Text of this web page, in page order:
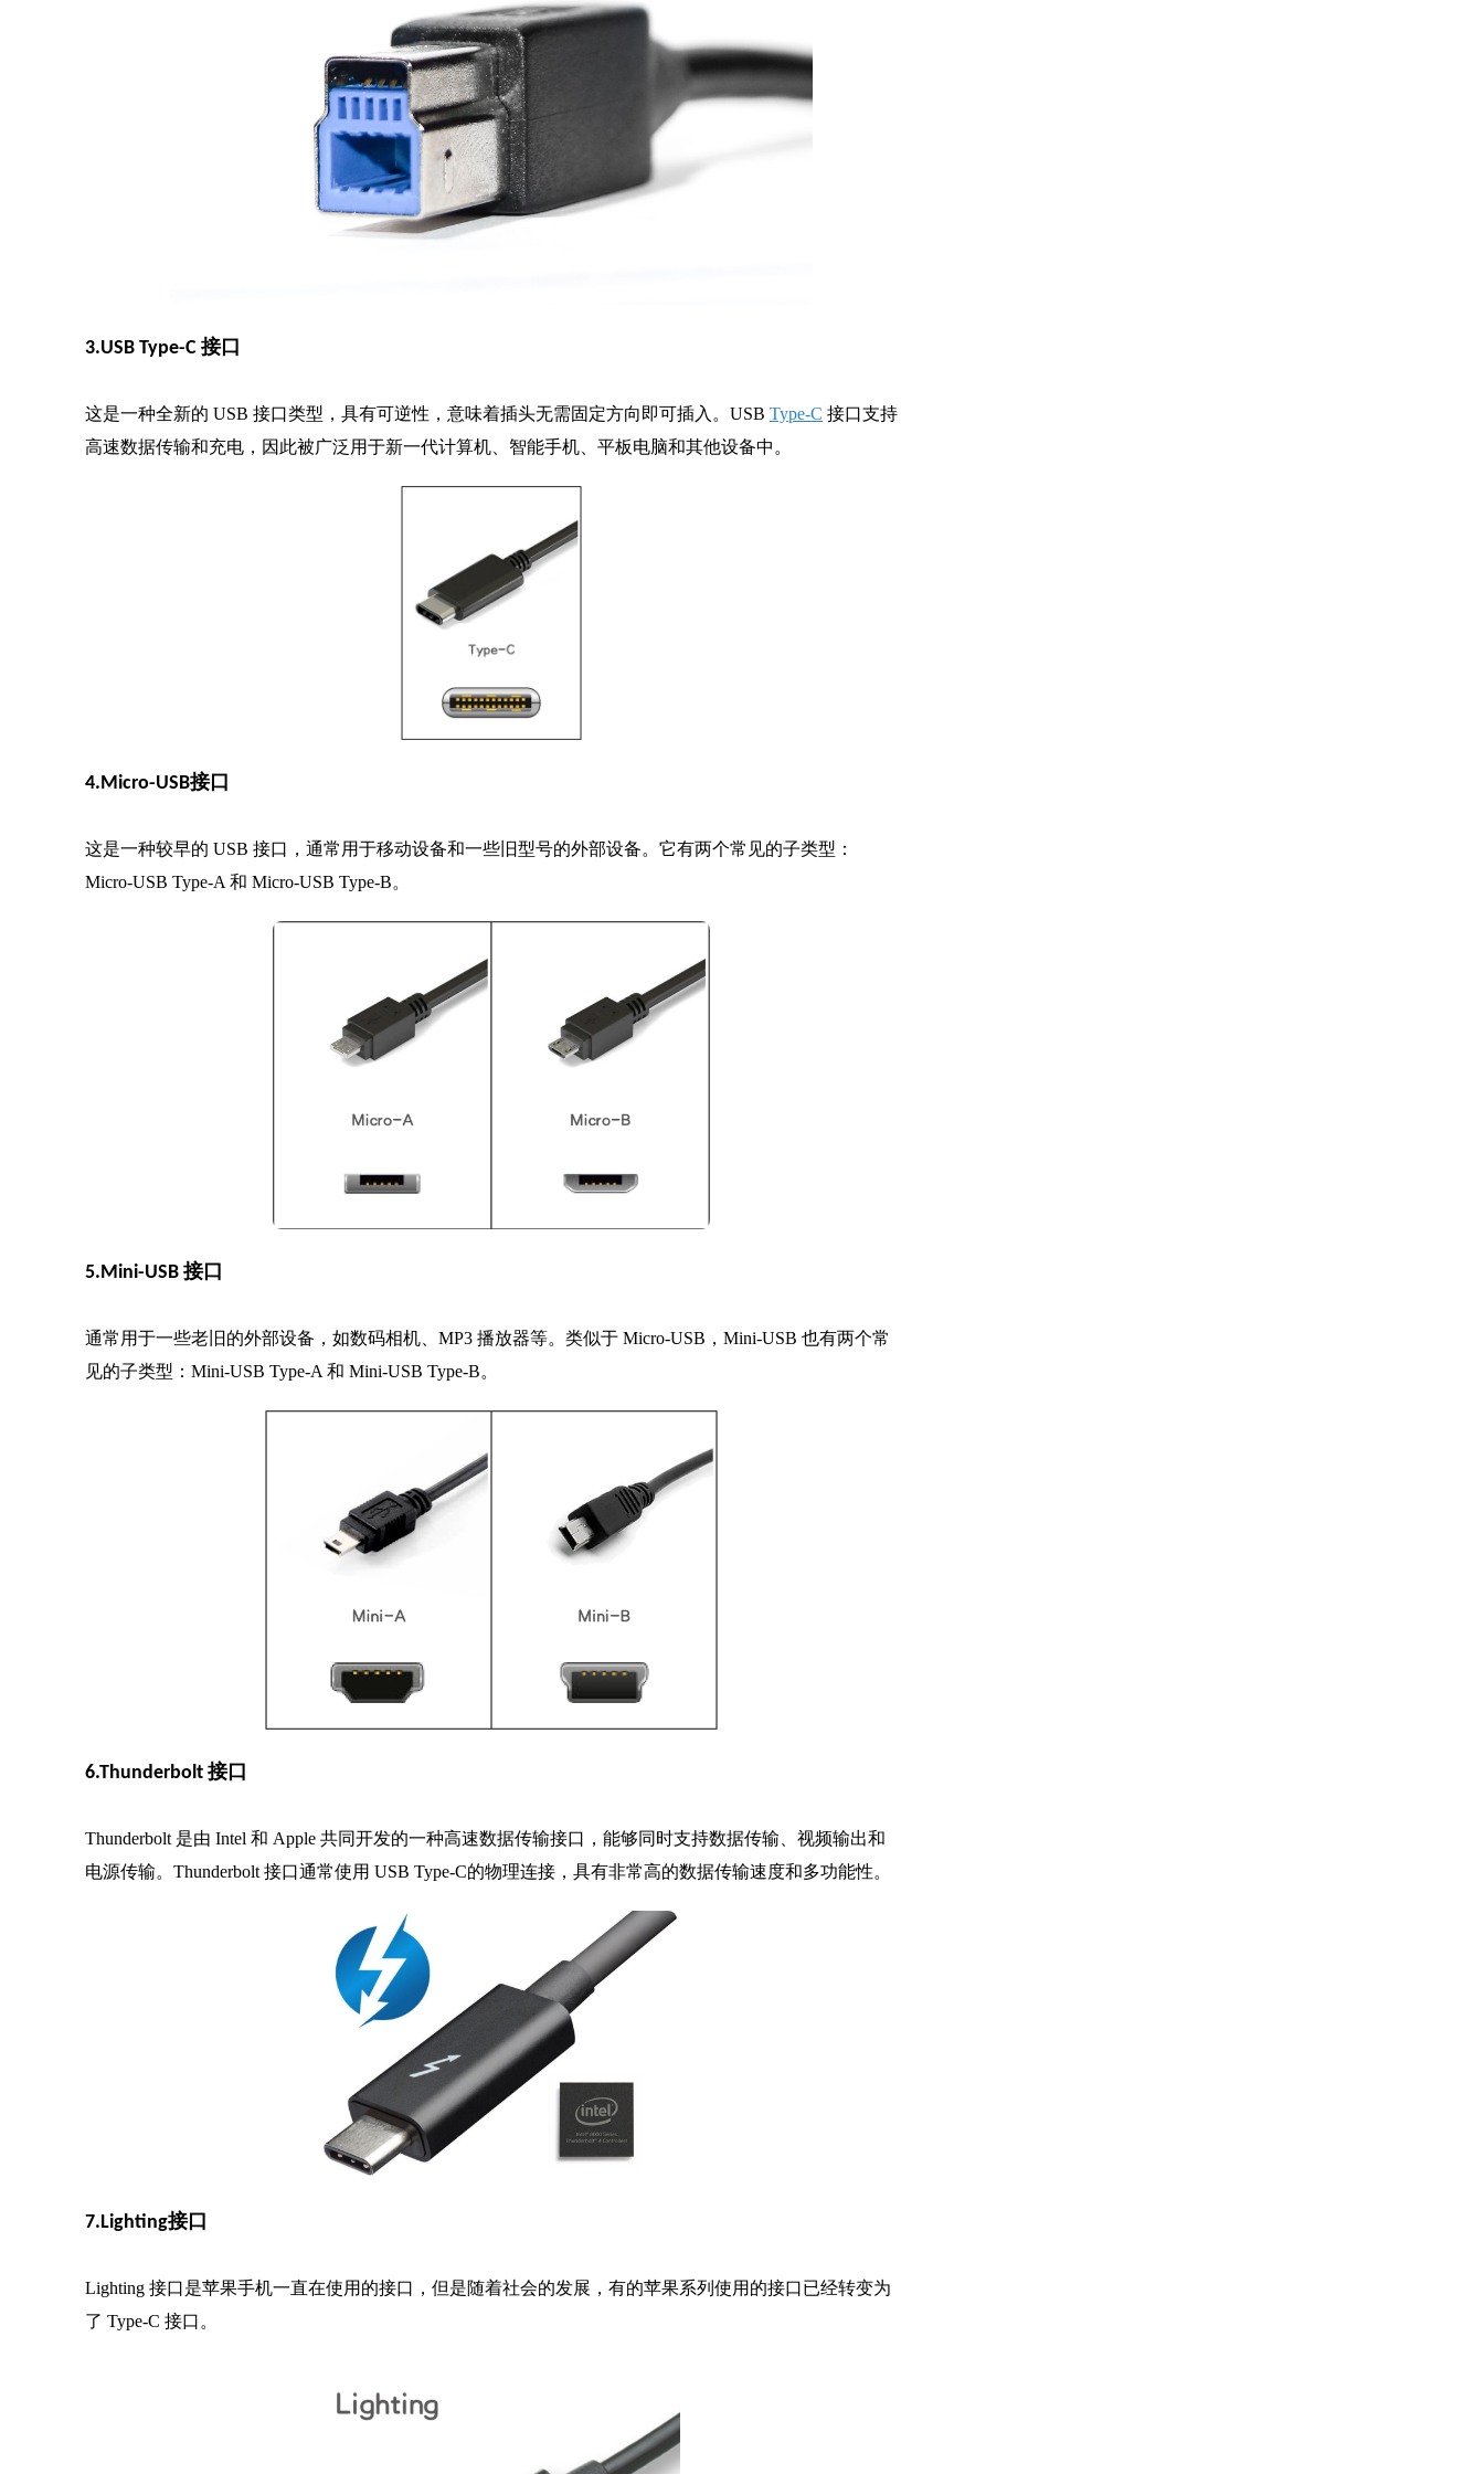
3.USB Type-C 接口
这是一种全新的 USB 接口类型，具有可逆性，意味着插头无需固定方向即可插入。USB Type-C 接口支持
高速数据传输和充电，因此被广泛用于新一代计算机、智能手机、平板电脑和其他设备中。
4.Micro-USB接口
这是一种较早的 USB 接口，通常用于移动设备和一些旧型号的外部设备。它有两个常见的子类型：
Micro-USB Type-A 和 Micro-USB Type-B。
5.Mini-USB 接口
通常用于一些老旧的外部设备，如数码相机、MP3 播放器等。类似于 Micro-USB，Mini-USB 也有两个常
见的子类型：Mini-USB Type-A 和 Mini-USB Type-B。
6.Thunderbolt 接口
Thunderbolt 是由 Intel 和 Apple 共同开发的一种高速数据传输接口，能够同时支持数据传输、视频输出和
电源传输。Thunderbolt 接口通常使用 USB Type-C的物理连接，具有非常高的数据传输速度和多功能性。
7.Lighting接口
Lighting 接口是苹果手机一直在使用的接口，但是随着社会的发展，有的苹果系列使用的接口已经转变为
了 Type-C 接口。